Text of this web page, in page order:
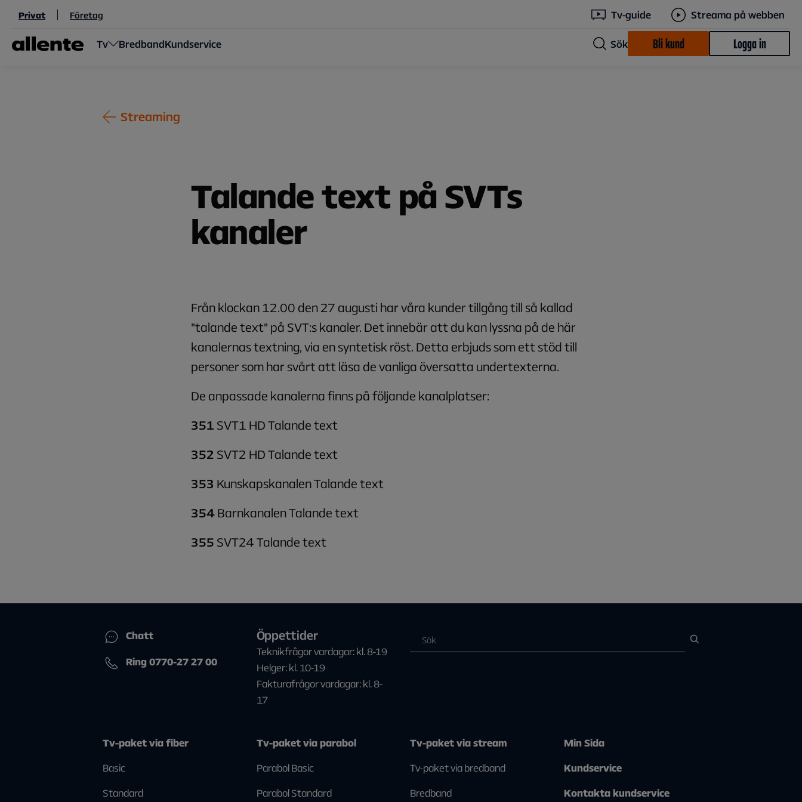
Hoppa till huvudinnehåll
Privat Företag Tv-guide Streama på webben
Tv BredbandKundservice Sök Bli kund Logga in
Streaming
Talande text på SVTs
kanaler
Från klockan 12.00 den 27 augusti har våra kunder tillgång till så kallad
"talande text" på SVT:s kanaler. Det innebär att du kan lyssna på de här
kanalernas textning, via en syntetisk röst. Detta erbjuds som ett stöd till
personer som har svårt att läsa de vanliga översatta undertexterna.
De anpassade kanalerna finns på följande kanalplatser:
351 SVT1 HD Talande text
352 SVT2 HD Talande text
353 Kunskapskanalen Talande text
354Barnkanalen Talande text
355 SVT24 Talande text
Chatt
Ring 0770-27 27 00
Öppettider
Teknikfrågor vardagar: kl. 8-19
Helger: kl. 10-19
Fakturafrågor vardagar: kl. 8-
17
Tv-paket via fiber
Basic
Standard
Tv-paket via parabol
Parabol Basic
Parabol Standard
Tv-paket via stream
Tv-paket via bredband
Bredband
Min Sida
Kundservice
Kontakta kundservice